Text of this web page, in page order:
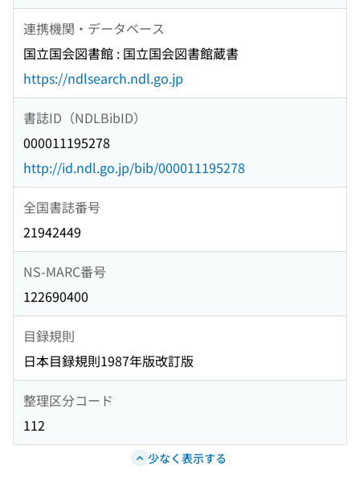
連携機関・データベース
国立国会図書館 : 国立国会図書館蔵書
https://ndlsearch.ndl.go.jp
書誌ID（NDLBibID）
000011195278
http://id.ndl.go.jp/bib/000011195278
全国書誌番号
21942449
NS-MARC番号
122690400
目録規則
日本目録規則1987年版改訂版
整理区分コード
112
少なく表示する